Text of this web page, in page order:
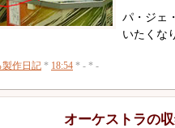
パ・ジェ
いたくな
製作日記 * 18:54 * - * -
オーケストラの